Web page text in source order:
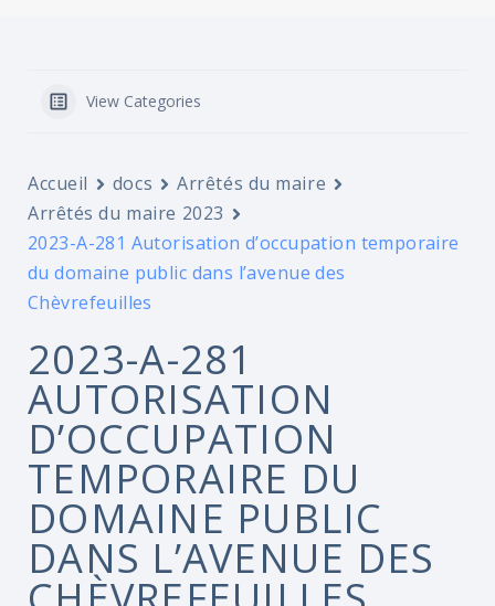
View Categories
Accueil docs
Arrêtés du maire
Arrêtés du maire 2023
2023-A-281 Autorisation d’occupation temporaire
du domaine public dans l’avenue des
Chèvrefeuilles
2023-A-281
AUTORISATION
D’OCCUPATION
TEMPORAIRE DU
DOMAINE PUBLIC
DANS L’AVENUE DES